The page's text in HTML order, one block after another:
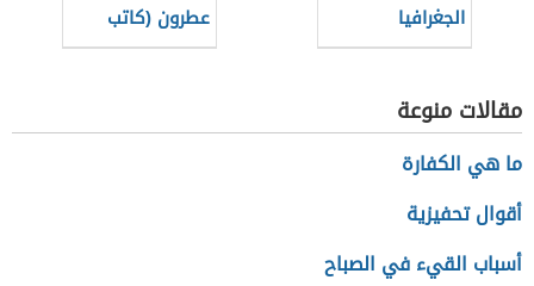
الجغرافيا
السياسية
عطرون (كاتب
وباحث ومفكر
مقالات منوعة
ما هي الكفارة
أقوال تحفيزية
أسباب القيء في الصباح